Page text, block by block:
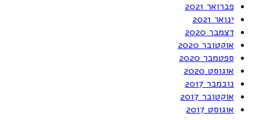
פברואר 2021
ינואר 2021
דצמבר 2020
אוקטובר 2020
ספטמבר 2020
אוגוסט 2020
נובמבר 2017
אוקטובר 2017
אוגוסט 2017